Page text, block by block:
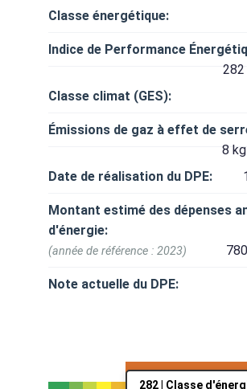
Classe énergétique:
Indice de Performance
282
Classe climat (GES):
Émissions de gaz à effet de
8
Date de réalisation du DPE:
Montant estimé des dépenses
d'énergie:
(année de référence : 2023)
Note actuelle du DPE:
282 | Classe